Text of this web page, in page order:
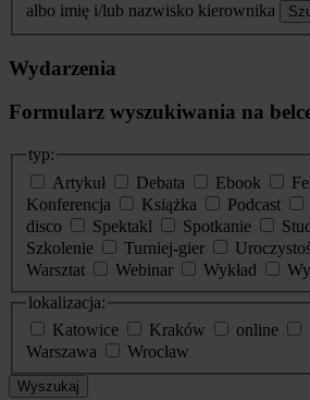
albo imię i/lub nazwisko kierownika
Wydarzenia
Formularz wyszukiwania na
typ:
Artykuł
Debata Ebook
Konferencja
Książka Podcast
disco
Spektakl Spotkanie
Szkolenie
Turniej-gier
Warsztat
Webinar Wykład
lokalizacja:
Katowice
Kraków online
Warszawa
Wrocław
Wyszukaj